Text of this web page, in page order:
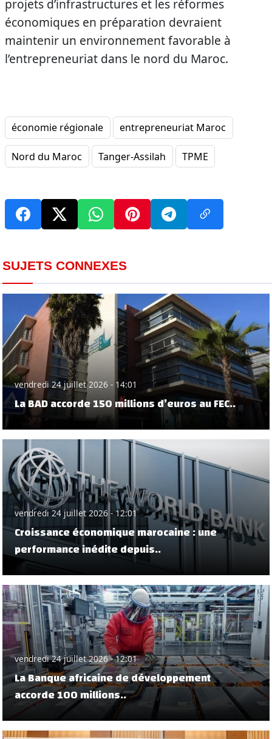
projets d’infrastructures et les réformes
économiques en préparation devraient
maintenir un environnement favorable à
l’entrepreneuriat dans le nord du Maroc.
économie régionale entrepreneuriat Maroc
Nord du Maroc Tanger-Assilah TPME
SUJETS CONNEXES
vendredi 24 juillet 2026 - 14:01
La BAD accorde 150 millions d’euros au FEC..
vendredi 24 juillet 2026 - 12:01
Croissance économique marocaine : une
performance inédite depuis..
vendredi 24 juillet 2026 - 12:01
La Banque africaine de développement
accorde 100 millions..